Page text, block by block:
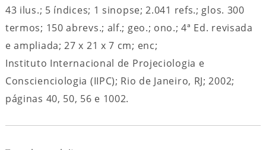
43 ilus.; 5 índices; 1 sinopse; 2.041 refs.; glos. 300
termos; 150 abrevs.; alf.; geo.; ono.; 4ª Ed. revisada
e ampliada; 27 x 21 x 7 cm; enc;
Instituto Internacional de Projeciologia e
Conscienciologia (IIPC); Rio de Janeiro, RJ; 2002;
páginas 40, 50, 56 e 1002.